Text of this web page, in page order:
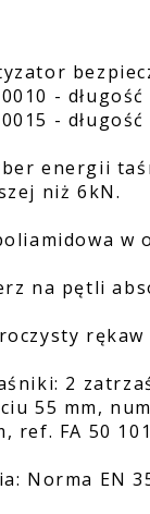
- długość
- długość
energii
niż 6kN.
w
na pętli
2
55 mm,
ref. FA 50
Norma EN